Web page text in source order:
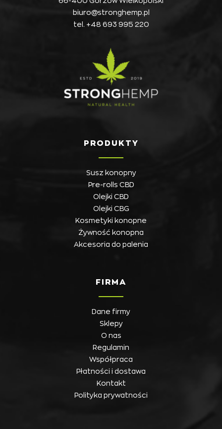
biuro@stronghemp.pl
tel. +48 693 995 220
PRODUKTY
Susz konopny
Pre-rolls CBD
Olejki CBD
Olejki CBG
Kosmetyki konopne
Żywność konopna
Akcesoria do palenia
FIRMA
Dane firmy
Sklepy
O nas
Regulamin
Współpraca
Płatności i dostawa
Kontakt
Polityka prywatności